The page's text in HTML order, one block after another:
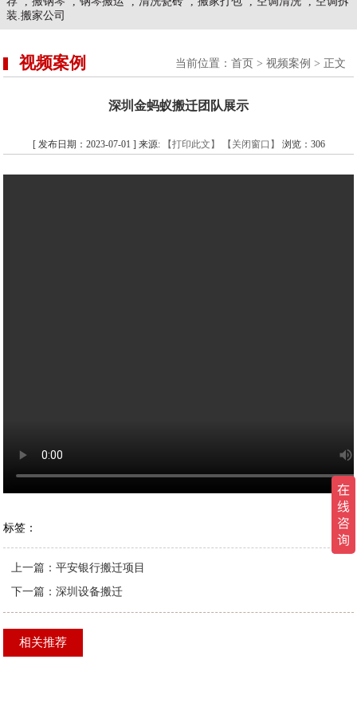
装.搬家公司
视频案例 当前位置： 首页 > 视频案例 > 正文
深圳金蚂蚁搬迁团队展示
[ 发布日期：2023-07-01 ] 来源: 【打印此文】 【关闭窗口】 浏览： 306
标签：
上一篇：平安银行搬迁项目
下一篇：深圳设备搬迁
相关推荐